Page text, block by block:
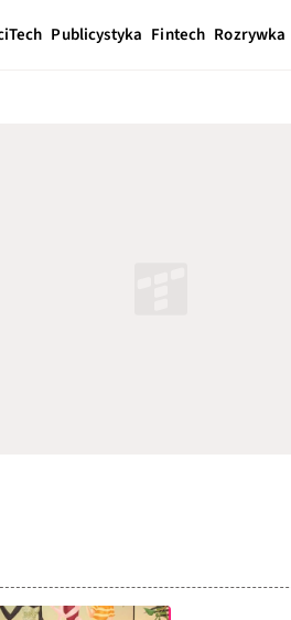
Tech Publicystyka Fintech Rozrywka